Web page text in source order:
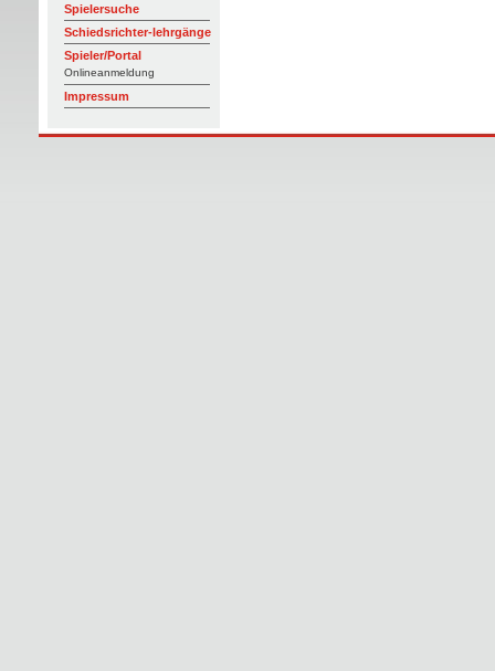
Spielersuche
Schiedsrichter-lehrgänge
Spieler/Portal
Onlineanmeldung
Impressum